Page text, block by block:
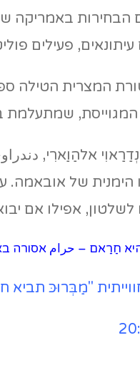
פעילים
המצרית הטילה
שמתעלמת
דַנְדַרַאוִי אלהַוַארִי,
אפילו אם
חַרַאם – حرام אסורה
"מַבְּרוּכּ תביא